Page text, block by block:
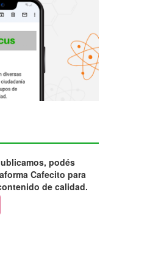
podés
Cafecito para
de calidad.